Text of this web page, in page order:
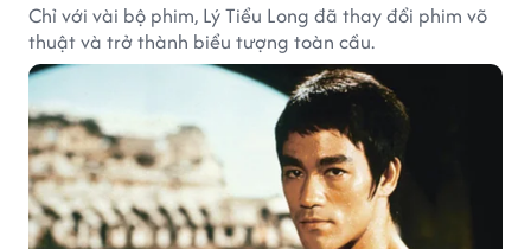
Chỉ với vài bộ phim, Lý Tiểu Long đã thay đổi phim võ
thuật và trở thành biểu tượng toàn cầu.